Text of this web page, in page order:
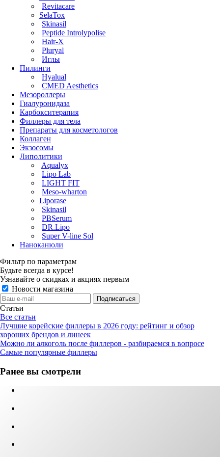
Revitacare
SelaTox
Skinasil
Peptide Introlypolise
Hair-X
Pluryal
Иглы
Пилинги
Hyalual
CMED Aesthetics
Мезороллеры
Гиалуронидаза
Карбокситерапия
Филлеры для тела
Препараты для косметологов
Коллаген
Экзосомы
Липолитики
Aqualyx
Lipo Lab
LIGHT FIT
Meso-wharton
Liporase
Skinasil
PBSerum
DR.Lipo
Super V-line Sol
Наноканюли
Фильтр по параметрам
Будьте всегда в курсе!
Узнавайте о скидках и акциях первым
Новости магазина
Статьи
Все статьи
Лучшие корейские филлеры в 2026 году: рейтинг и обзор
хороших брендов и линеек
Можно ли алкоголь после филлеров - разбираемся в вопросе
Самые популярные филлеры
Ранее вы смотрели